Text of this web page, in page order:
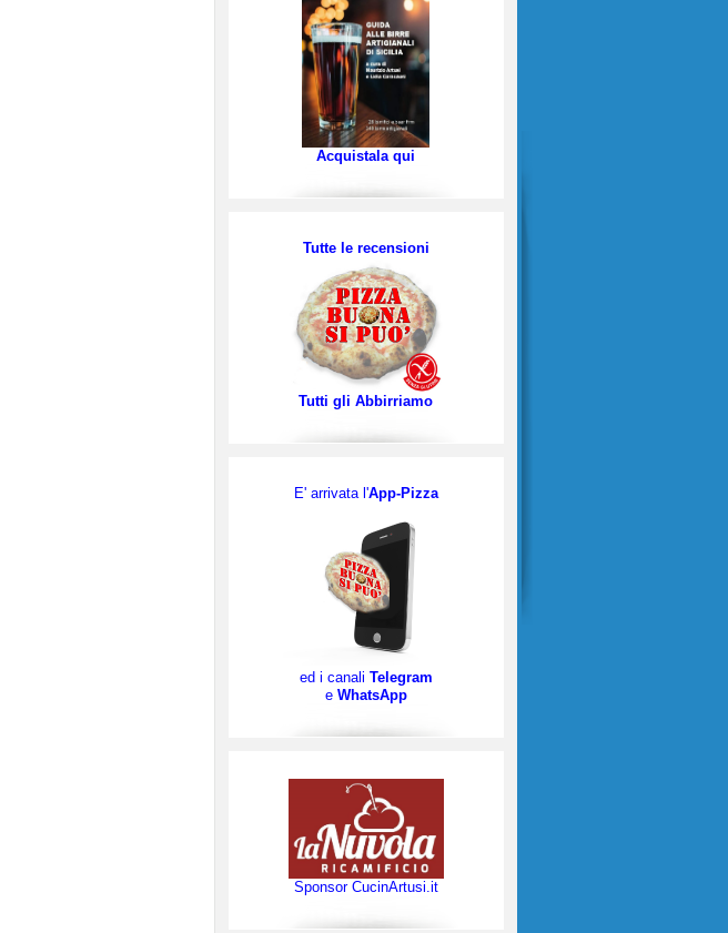
Acquistala qui
Tutte le recensioni
Tutti gli Abbirriamo
E' arrivata l'App-Pizza
ed i canali Telegram
e WhatsApp
Sponsor CucinArtusi.it